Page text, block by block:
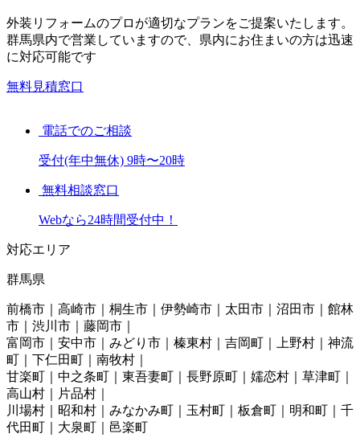
外装リフォームのプロが適切なプランをご提案いたします。
群馬県内で営業していますので、県内にお住まいの方は迅速
に対応可能です
無料見積窓口
電話でのご相談
受付(年中無休) 9時〜20時
無料相談窓口
Webなら24時間受付中！
対応エリア
群馬県
前橋市｜高崎市｜桐生市｜伊勢崎市｜太田市｜沼田市｜館林
市｜渋川市｜藤岡市｜
富岡市｜安中市｜みどり市｜榛東村｜吉岡町｜上野村｜神流
町｜下仁田町｜南牧村｜
甘楽町｜中之条町｜東吾妻町｜長野原町｜嬬恋村｜草津町｜
高山村｜片品村｜
川場村｜昭和村｜みなかみ町｜玉村町｜板倉町｜明和町｜千
代田町｜大泉町｜邑楽町